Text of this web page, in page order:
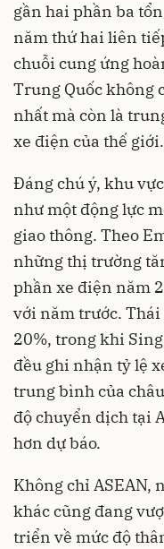
gần hai phần ba
năm thứ hai liên
chuỗi cung ứng
Trung Quốc không
nhất mà còn là
xe điện của thế giới.
Đáng chú ý, khu
như một động lực
giao thông. Theo
những thị trường
phần xe điện năm
với năm trước.
20%, trong khi
đều ghi nhận tỷ lệ
trung bình của
độ chuyển dịch tại
hơn dự báo.
Không chỉ ASEAN,
khác cũng đang
triển về mức độ